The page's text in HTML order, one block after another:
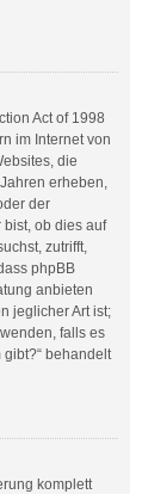
Act of 1998
im Internet von
die
erheben,
der
ob dies auf
zutrifft,
phpBB
anbieten
jeglicher Art ist;
falls es
behandelt
komplett